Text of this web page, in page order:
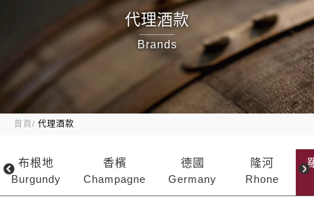
代理酒款
Brands
首頁 代理酒款
布根地
Burgundy
香檳
Champagne
德國
Germany
隆河
Rhone